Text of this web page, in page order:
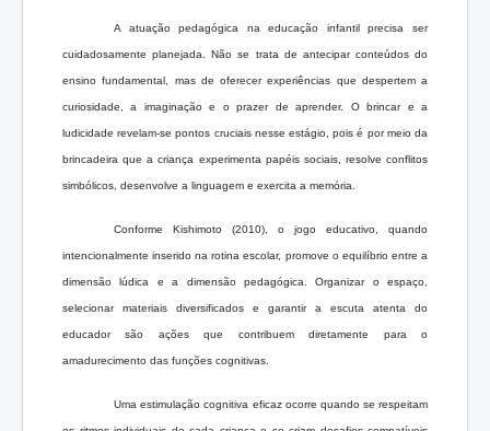
A atuação pedagógica na educação infantil precisa ser
cuidadosamente planejada. Não se trata de antecipar conteúdos do
ensino fundamental, mas de oferecer experiências que despertem a
curiosidade, a imaginação e o prazer de aprender. O brincar e a
ludicidade revelam-se pontos cruciais nesse estágio, pois é por meio da
brincadeira que a criança experimenta papéis sociais, resolve conflitos
simbólicos, desenvolve a linguagem e exercita a memória.
Conforme Kishimoto (2010), o jogo educativo, quando
intencionalmente inserido na rotina escolar, promove o equilíbrio entre a
dimensão lúdica e a dimensão pedagógica. Organizar o espaço,
selecionar materiais diversificados e garantir a escuta atenta do
educador são ações que contribuem diretamente para o
amadurecimento das funções cognitivas.
Uma estimulação cognitiva eficaz ocorre quando se respeitam